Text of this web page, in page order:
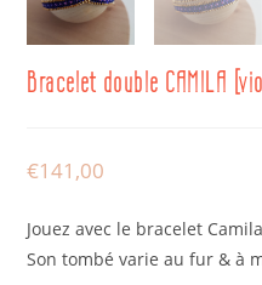
Bracelet double CAMILA
€141,00
Jouez avec le bracelet
Son tombé varie au fur & à